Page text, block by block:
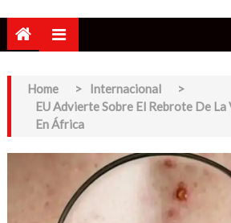
Home > Internacional
>
EU Advierte Sobre El Rebrote De
En África